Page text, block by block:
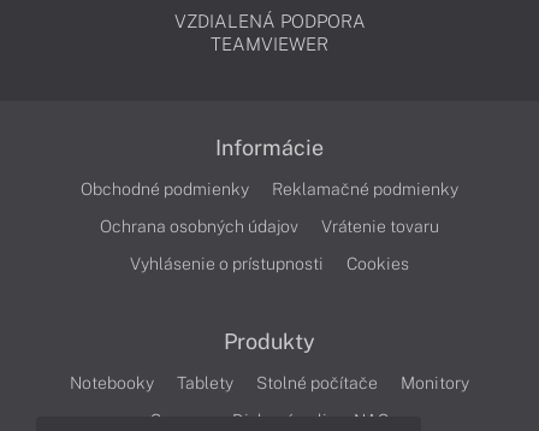
VZDIALENÁ PODPORA
TEAMVIEWER
Informácie
Obchodné podmienky
Reklamačné podmienky
Ochrana osobných údajov
Vrátenie tovaru
Vyhlásenie o prístupnosti
Cookies
Produkty
Notebooky Tablety Stolné počítače
Monitory
Servery
Diskové polia a NAS